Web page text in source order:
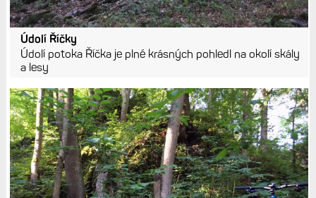
Údolí Říčky
Údolí potoka Říčka je plné krásných pohledl na okolí skály
a lesy